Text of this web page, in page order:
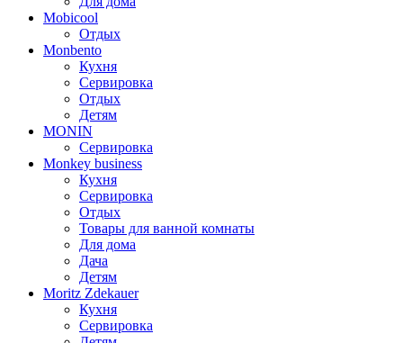
Mobicool
Отдых
Monbento
Кухня
Сервировка
Отдых
Детям
MONIN
Сервировка
Monkey business
Кухня
Сервировка
Отдых
Товары для ванной комнаты
Для дома
Дача
Детям
Moritz Zdekauer
Кухня
Сервировка